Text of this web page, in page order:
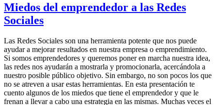
Miedos del emprendedor a las Redes
Sociales
Las Redes Sociales son una herramienta potente que nos puede
ayudar a mejorar resultados en nuestra empresa o emprendimiento.
Si somos emprendedores y queremos poner en marcha nuestra idea,
las redes nos ayudarán a mostrarla y promocionarla, acercándola a
nuestro posible público objetivo. Sin embargo, no son pocos los que
no se atreven a usar estas herramientas. En esta presentación te
cuento algunos de los miedos que tiene el emprendedor y que le
frenan a llevar a cabo una estrategia en las mismas. Muchas veces el